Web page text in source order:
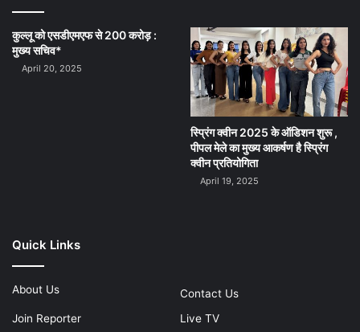
कुल्लू को एसडीएमएफ से 200 करोड़ :
मुख्य सचिव*
April 20, 2025
स्प्रिंग क्वीन 2025 के ऑडिशन शुरू ,
पीपल मेले का मुख्य आकर्षण है स्प्रिंग
क्वीन प्रतियोगिता
April 19, 2025
Quick Links
About Us
Contact Us
Join Reporter
Live TV